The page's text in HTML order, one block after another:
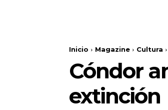
Inicio Magazine Cultura
Cóndor
extinción